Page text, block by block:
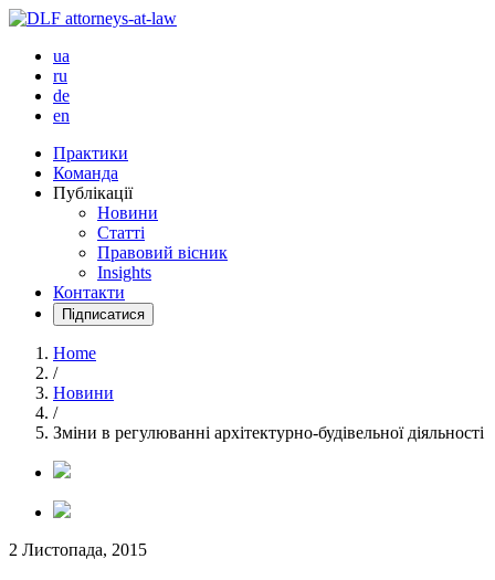
ua
ru
de
en
Практики
Команда
Публікації
Новини
Статті
Правовий вісник
Insights
Контакти
Підписатися
Home
/
Новини
/
Зміни в регулюванні архітектурно-будівельної діяльності
2 Листопада, 2015